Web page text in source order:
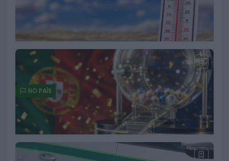
NO PAÍS
Céu pouco nublado e subida das
temperaturas marcam esta
quarta-feira. Dez concelhos em
perigo máximo de incêndio
5 DE AGOSTO, 2026